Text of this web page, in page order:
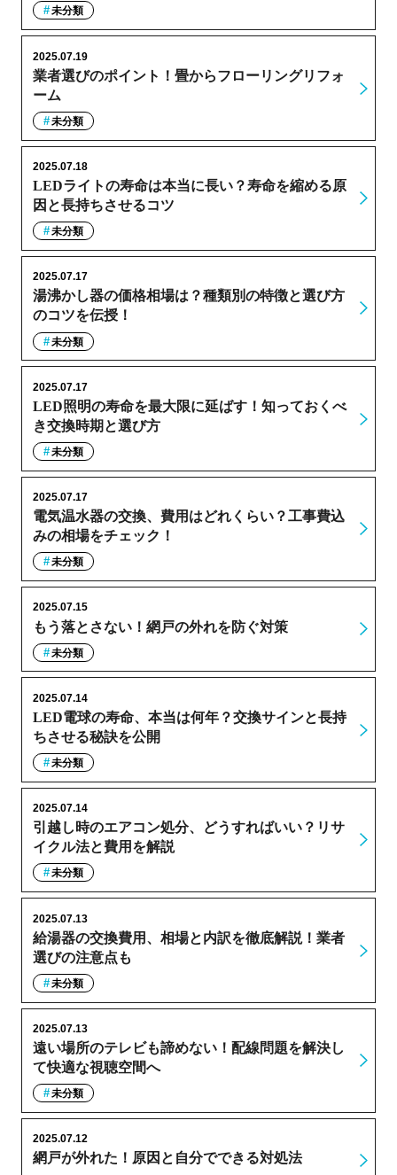
未分類
業者選びのポイント！畳からフローリングリフォ
ーム
2025.07.19
未分類
LEDライトの寿命は本当に長い？寿命を縮める原
因と長持ちさせるコツ
2025.07.18
未分類
湯沸かし器の価格相場は？種類別の特徴と選び方
のコツを伝授！
2025.07.17
未分類
LED照明の寿命を最大限に延ばす！知っておくべ
き交換時期と選び方
2025.07.17
未分類
電気温水器の交換、費用はどれくらい？工事費込
みの相場をチェック！
2025.07.17
未分類
もう落とさない！網戸の外れを防ぐ対策
2025.07.15
未分類
LED電球の寿命、本当は何年？交換サインと長持
ちさせる秘訣を公開
2025.07.14
未分類
引越し時のエアコン処分、どうすればいい？リサ
イクル法と費用を解説
2025.07.14
未分類
給湯器の交換費用、相場と内訳を徹底解説！業者
選びの注意点も
2025.07.13
未分類
遠い場所のテレビも諦めない！配線問題を解決し
て快適な視聴空間へ
2025.07.13
未分類
網戸が外れた！原因と自分でできる対処法
2025.07.12